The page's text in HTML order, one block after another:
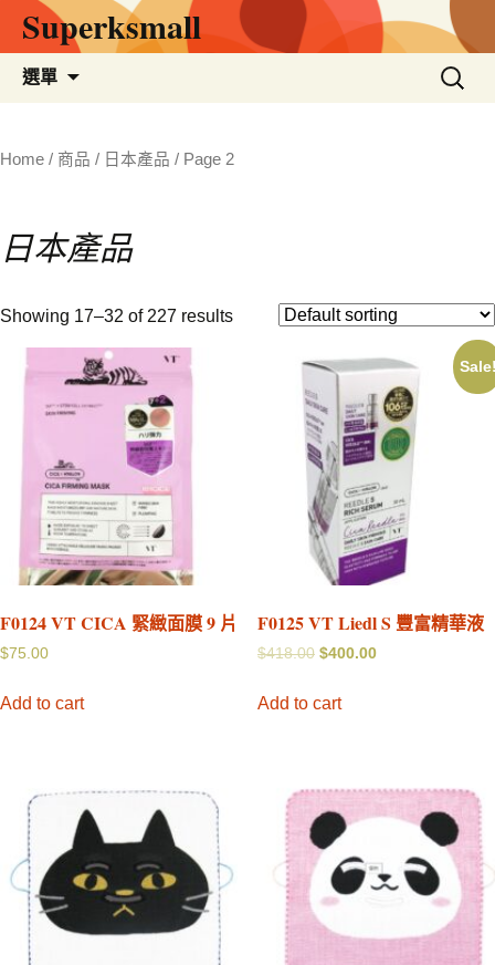
Superksmall
選單
內
搜
尋
Home / 商品 / 日本產品 / Page 2
日本產品
Showing 17–32 of 227 results
F0124 VT CICA 緊緻面膜 9 片
$75.00
Add to cart
F0125 VT Liedl S 豐富精華液
$418.00 $400.00
Add to cart